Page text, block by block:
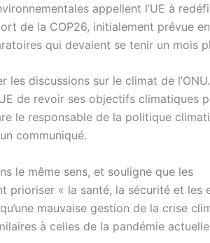
appellent l’UE à
de la COP26, initialement prévue en
qui devaient se tenir un mois
discussions sur le climat de
de revoir ses objectifs climatiques
le responsable de la politique
communiqué.
le même sens, et souligne que les
prioriser « la santé, la sécurité et les
mauvaise gestion de la crise
à celles de la pandémie